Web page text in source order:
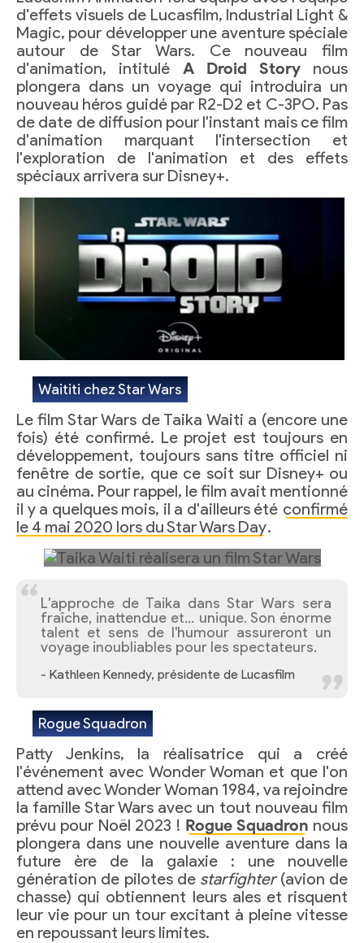
d'effets visuels de Lucasfilm, Industrial Light &
Magic, pour développer une aventure spéciale
autour de Star Wars. Ce nouveau film
d'animation, intitulé A Droid Storynous
plongera dans un voyage qui introduira un
nouveau héros guidé par R2-D2 et C-3PO. Pas
de date de diffusion pour l'instant mais ce film
d'animation marquant l'intersection et
l'exploration de l'animation et des effets
spéciaux arrivera sur Disney+.
Waititi chez Star Wars
Le film Star Wars de Taika Waiti a (encore une
fois) été confirmé. Le projet est toujours en
développement, toujours sans titre officiel ni
fenêtre de sortie, que ce soit sur Disney+ ou
au cinéma. Pour rappel, le film avait mentionné
il y a quelques mois, il a d'ailleurs été confirmé
le 4 mai 2020 lors du Star Wars Day.
L'approche de Taika dans Star Wars sera
fraîche, inattendue et… unique. Son énorme
talent et sens de l'humour assureront un
voyage inoubliables pour les spectateurs.
- Kathleen Kennedy, présidente de Lucasfilm
Rogue Squadron
Patty Jenkins, la réalisatrice qui a créé
l'événement avec Wonder Woman et que l'on
attend avec Wonder Woman 1984, va rejoindre
la famille Star Wars avec un tout nouveau film
prévu pour Noël 2023 ! Rogue Squadron nous
plongera dans une nouvelle aventure dans la
future ère de la galaxie : une nouvelle
génération de pilotes de starfighter(avion de
chasse) qui obtiennent leurs ales et risquent
leur vie pour un tour excitant à pleine vitesse
en repoussant leurs limites.